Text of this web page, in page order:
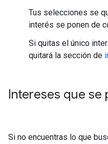
Tus selecciones se
interés se ponen de
Si quitas el único
quitará la sección de
Intereses que se
Si no encuentras lo que